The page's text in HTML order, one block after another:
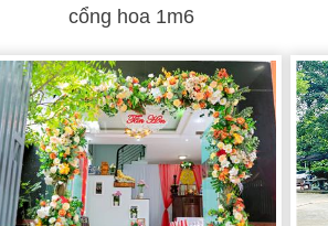
cổng hoa 1m6